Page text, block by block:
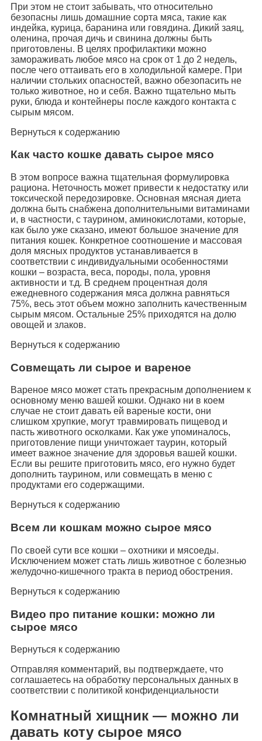
При этом не стоит забывать, что относительно
безопасны лишь домашние сорта мяса, такие как
индейка, курица, баранина или говядина. Дикий заяц,
оленина, прочая дичь и свинина должны быть
приготовлены. В целях профилактики можно
замораживать любое мясо на срок от 1 до 2 недель,
после чего оттаивать его в холодильной камере. При
наличии стольких опасностей, важно обезопасить не
только животное, но и себя. Важно тщательно мыть
руки, блюда и контейнеры после каждого контакта с
сырым мясом.
Вернуться к содержанию
Как часто кошке давать сырое мясо
В этом вопросе важна тщательная формулировка
рациона. Неточность может привести к недостатку или
токсической передозировке. Основная мясная диета
должна быть снабжена дополнительными витаминами
и, в частности, с таурином, аминокислотами, которые,
как было уже сказано, имеют большое значение для
питания кошек. Конкретное соотношение и массовая
доля мясных продуктов устанавливается в
соответствии с индивидуальными особенностями
кошки – возраста, веса, породы, пола, уровня
активности и т.д. В среднем процентная доля
ежедневного содержания мяса должна равняться
75%, весь этот объем можно заполнить качественным
сырым мясом. Остальные 25% приходятся на долю
овощей и злаков.
Вернуться к содержанию
Совмещать ли сырое и вареное
Вареное мясо может стать прекрасным дополнением к
основному меню вашей кошки. Однако ни в коем
случае не стоит давать ей вареные кости, они
слишком хрупкие, могут травмировать пищевод и
пасть животного осколками. Как уже упоминалось,
приготовление пищи уничтожает таурин, который
имеет важное значение для здоровья вашей кошки.
Если вы решите приготовить мясо, его нужно будет
дополнить таурином, или совмещать в меню с
продуктами его содержащими.
Вернуться к содержанию
Всем ли кошкам можно сырое мясо
По своей сути все кошки – охотники и мясоеды.
Исключением может стать лишь животное с болезнью
желудочно-кишечного тракта в период обострения.
Вернуться к содержанию
Видео про питание кошки: можно ли
сырое мясо
Вернуться к содержанию
Отправляя комментарий, вы подтверждаете, что
соглашаетесь на обработку персональных данных в
соответствии с политикой конфиденциальности
Комнатный хищник — можно ли
давать коту сырое мясо